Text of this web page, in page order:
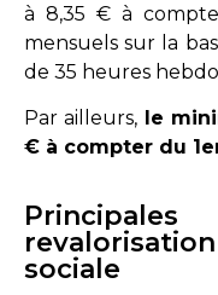
à 8,35 € à
mensuels sur la
de 35 heures
Par ailleurs, le
€ à compter du
sociale